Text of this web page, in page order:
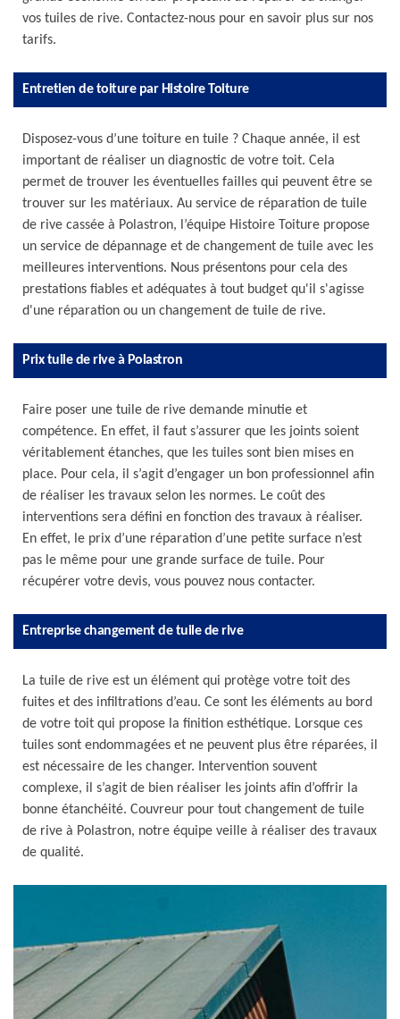
vos tuiles de rive. Contactez-nous pour en savoir plus sur nos
tarifs.
Entretien de toiture par Histoire Toiture
Disposez-vous d’une toiture en tuile ? Chaque année, il est
important de réaliser un diagnostic de votre toit. Cela
permet de trouver les éventuelles failles qui peuvent être se
trouver sur les matériaux. Au service de réparation de tuile
de rive cassée à Polastron, l’équipe Histoire Toiture propose
un service de dépannage et de changement de tuile avec les
meilleures interventions. Nous présentons pour cela des
prestations fiables et adéquates à tout budget qu'il s'agisse
d'une réparation ou un changement de tuile de rive.
Prix tuile de rive à Polastron
Faire poser une tuile de rive demande minutie et
compétence. En effet, il faut s’assurer que les joints soient
véritablement étanches, que les tuiles sont bien mises en
place. Pour cela, il s’agit d’engager un bon professionnel afin
de réaliser les travaux selon les normes. Le coût des
interventions sera défini en fonction des travaux à réaliser.
En effet, le prix d’une réparation d’une petite surface n’est
pas le même pour une grande surface de tuile. Pour
récupérer votre devis, vous pouvez nous contacter.
Entreprise changement de tuile de rive
La tuile de rive est un élément qui protège votre toit des
fuites et des infiltrations d’eau. Ce sont les éléments au bord
de votre toit qui propose la finition esthétique. Lorsque ces
tuiles sont endommagées et ne peuvent plus être réparées, il
est nécessaire de les changer. Intervention souvent
complexe, il s’agit de bien réaliser les joints afin d’offrir la
bonne étanchéité. Couvreur pour tout changement de tuile
de rive à Polastron, notre équipe veille à réaliser des travaux
de qualité.